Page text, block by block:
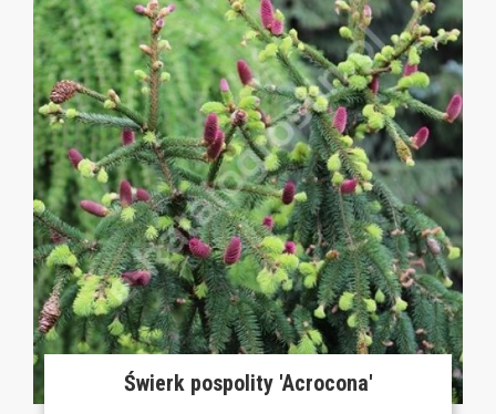
Świerk pospolity 'Acrocona'